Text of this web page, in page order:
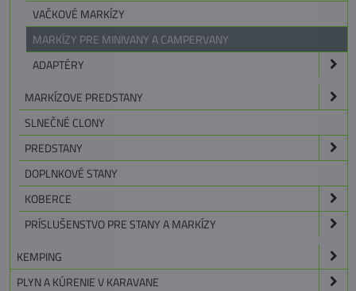
VAČKOVÉ MARKÍZY
MARKÍZY PRE MINIVANY A CAMPERVANY
ADAPTÉRY
MARKÍZOVE PREDSTANY
SLNEČNÉ CLONY
PREDSTANY
DOPLNKOVÉ STANY
KOBERCE
PRÍSLUŠENSTVO PRE STANY A MARKÍZY
KEMPING
PLYN A KÚRENIE V KARAVANE